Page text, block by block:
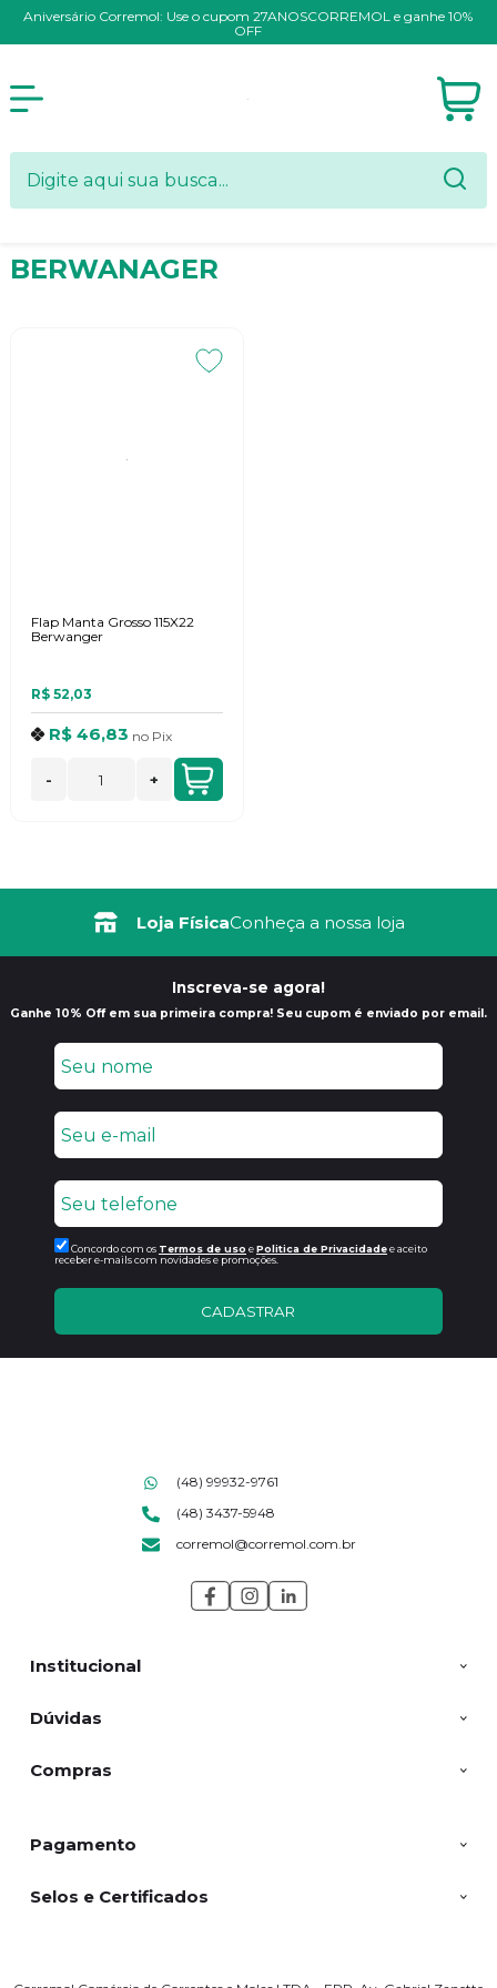
Aniversário Corremol: Use o cupom 27ANOSCORREMOL e ganhe 10%
OFF
BERWANAGER
Flap Manta Grosso 115X22
Berwanger
R$ 52,03
R$ 46,83 no Pix
- +
Loja FísicaConheça a nossa loja
Inscreva-se agora!
Ganhe 10% Off em sua primeira compra! Seu cupom é enviado por email.
Concordo com os Termos de uso ePolitica de Privacidadee aceito
receber e-mails com novidades e promoções.
CADASTRAR
Institucional
Dúvidas
Compras
(48) 99932-9761
(48) 3437-5948
corremol@corremol.com.br
Pagamento
Selos e Certificados